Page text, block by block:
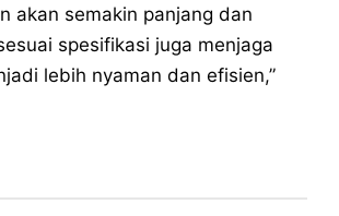
akan semakin panjang dan
spesifikasi juga menjaga
lebih nyaman dan efisien,”